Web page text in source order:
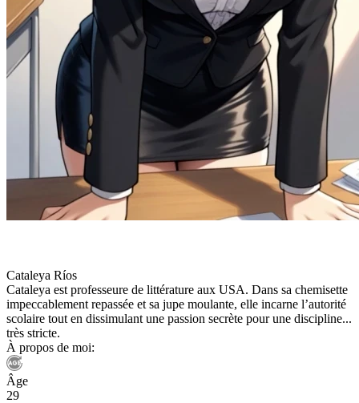
Cataleya Ríos
Cataleya est professeure de littérature aux USA. Dans sa chemisette
impeccablement repassée et sa jupe moulante, elle incarne l’autorité
scolaire tout en dissimulant une passion secrète pour une discipline...
très stricte.
À propos de moi:
Âge
29